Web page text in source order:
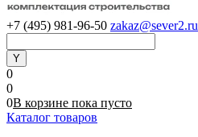
+7 (495) 981-96-50 zakaz@sever2.ru
0
0
0В корзине пока пусто
Каталог товаров